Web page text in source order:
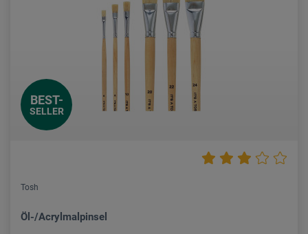
BEST-
SELLER
Tosh
Öl-/Acrylmalpinsel